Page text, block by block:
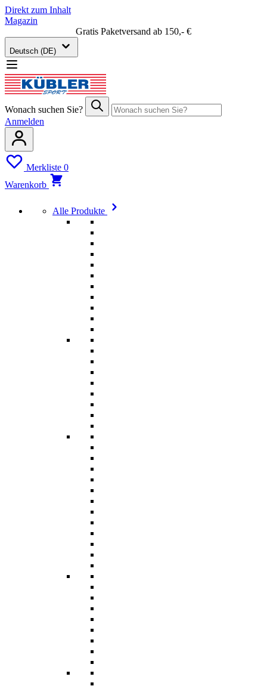
Direkt zum Inhalt
Magazin
Gratis Paketversand ab 150,- €
Deutsch (DE)
Wonach suchen Sie?
Anmelden
Merkliste 0
Warenkorb
Alle Produkte